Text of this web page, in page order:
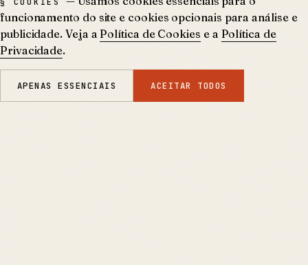
funcionamento do site e cookies opcionais para análise e
publicidade. Veja a Política de Cookies e a Política de
Privacidade.
APENAS ESSENCIAIS ACEITAR TODOS